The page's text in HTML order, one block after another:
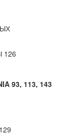
93, 113, 143